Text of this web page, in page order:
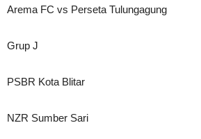
Arema FC vs Perseta Tulungagung
Grup J
PSBR Kota Blitar
NZR Sumber Sari